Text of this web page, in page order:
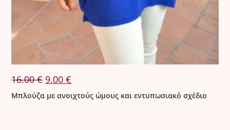
16.00€ Original
price
16.00 €.
9.00€τρέχουσα
είναι:
Μπλούζα με ανοιχτούς ώμους και εντυπωσιακό σχέδιο